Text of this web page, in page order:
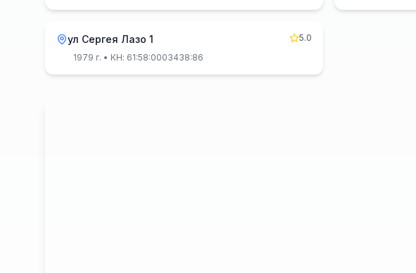
ул Сергея Лазо 1
5.0
1979 г. • КН: 61:58:0003438:86